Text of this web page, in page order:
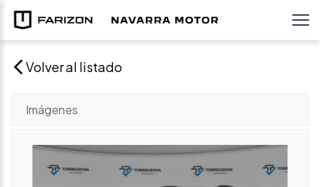
Volver al listado
Imágenes